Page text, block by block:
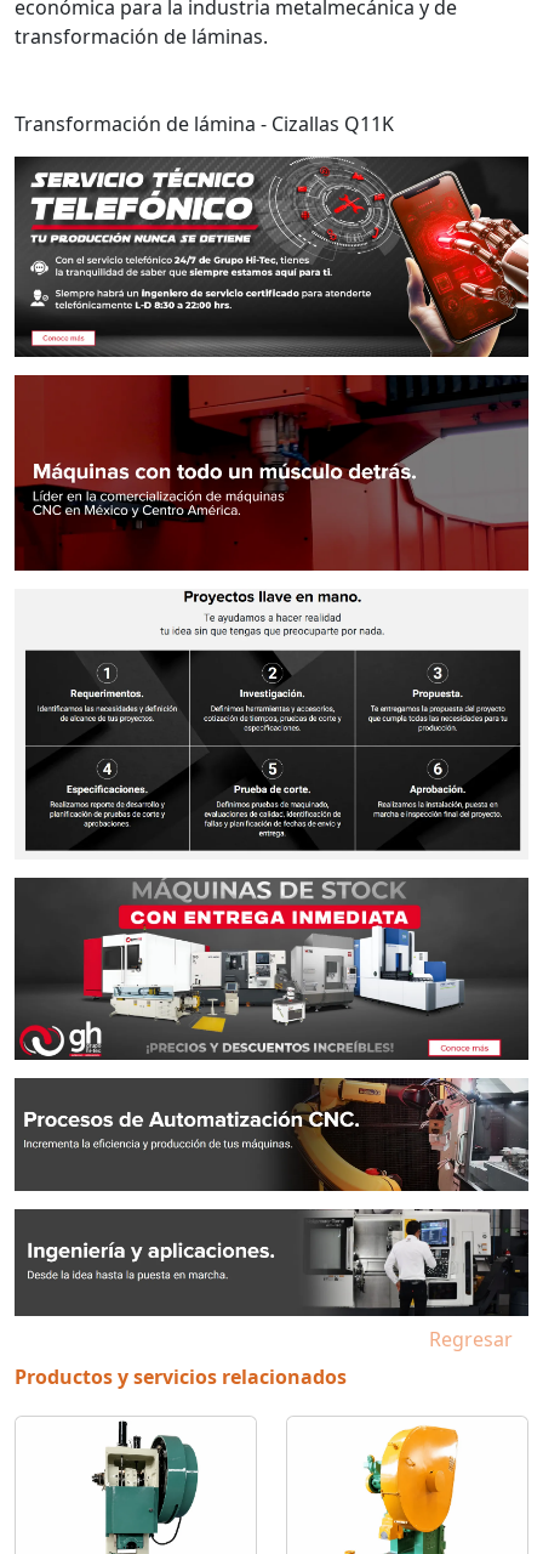
económica para la industria metalmecánica y de
transformación de láminas.
Transformación de lámina - Cizallas Q11K
Regresar
Productos y servicios relacionados